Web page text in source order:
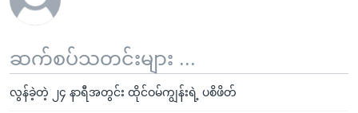
ဆက်စပ်သတင်းများ ...
လွန်ခဲ့တဲ့ ၂၄ နာရီအတွင်း ထိုင်ဝမ်ကျွန်းရဲ့ ပစိဖိတ်